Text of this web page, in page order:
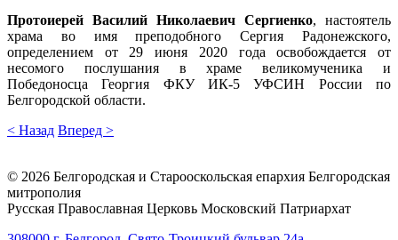
Протоиерей Василий Николаевич Сергиенко, настоятель
храма во имя преподобного Сергия Радонежского,
определением от 29 июня 2020 года освобождается от
несомого послушания в храме великомученика и
Победоносца Георгия ФКУ ИК-5 УФСИН России по
Белгородской области.
< Назад Вперед >
© 2026 Белгородская и Старооскольская епархия Белгородская
митрополия
Русская Православная Церковь Московский Патриархат